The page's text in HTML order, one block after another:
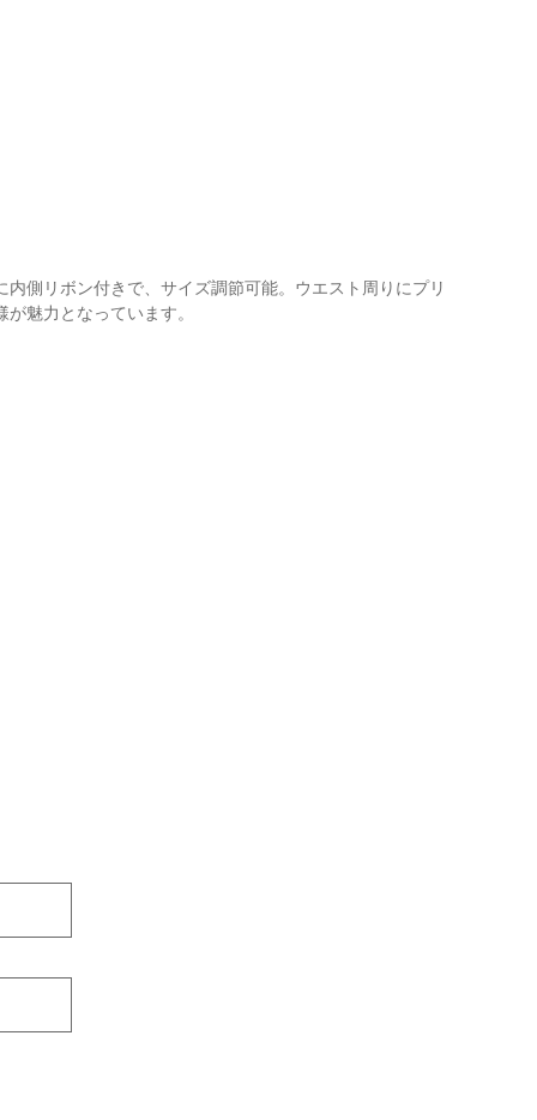
側リボン付きで、サイズ調節可能。ウエスト周りにプリ
魅力となっています。